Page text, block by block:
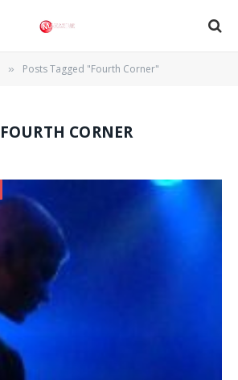
» Posts Tagged "Fourth Corner"
FOURTH CORNER